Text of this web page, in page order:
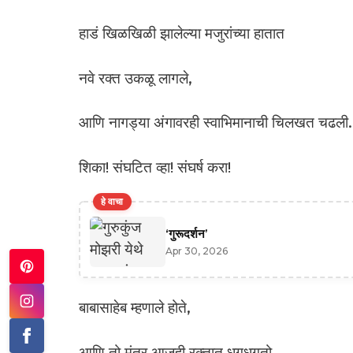
हाडं खिळखिळी झालेल्या मजुरांच्या हातात
नवे रक्त उकळू लागले,
आणि नागड्या अंगावरही स्वाभिमानाची चिलखत
शिका! संघटित व्हा! संघर्ष करा!
हे वाचा
‘गुरूदर्शन’
Apr 30, 2026
बाबासाहेब म्हणाले होते,